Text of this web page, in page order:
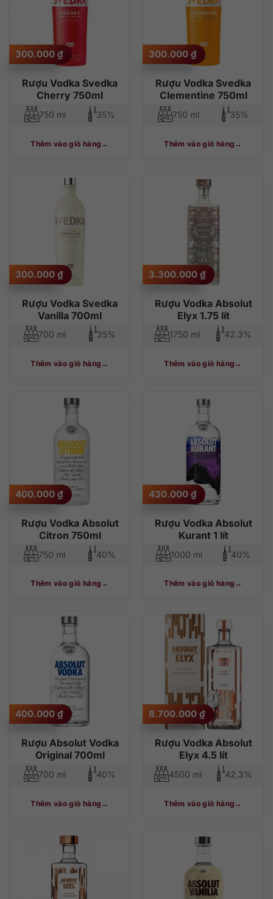
Rượu Vodka Svedka
Cherry 750ml
300.000 ₫
750 ml 35%
Thêm vào giỏ hàng
Rượu Vodka Svedka
Clementine 750ml
300.000 ₫
750 ml 35%
Thêm vào giỏ hàng
Rượu Vodka Svedka
Vanilla 700ml
300.000 ₫
700 ml 35%
Thêm vào giỏ hàng
Rượu Vodka Absolut
Elyx 1.75 lít
3.300.000 ₫
1750 ml 42.3%
Thêm vào giỏ hàng
Rượu Vodka Absolut
Citron 750ml
400.000 ₫
750 ml 40%
Thêm vào giỏ hàng
Rượu Vodka Absolut
Kurant 1 lít
430.000 ₫
1000 ml 40%
Thêm vào giỏ hàng
Rượu Absolut Vodka
Original 700ml
400.000 ₫
700 ml 40%
Thêm vào giỏ hàng
Rượu Vodka Absolut
Elyx 4.5 lít
8.700.000 ₫
4500 ml 42,3%
Thêm vào giỏ hàng